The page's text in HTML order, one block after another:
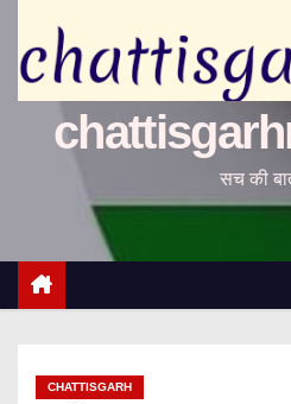
सच की
CHATTISGARH